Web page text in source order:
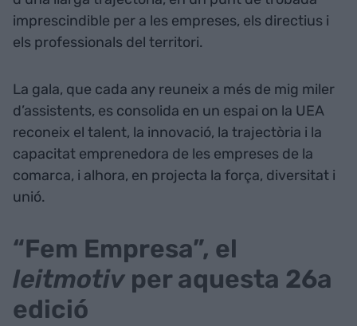
imprescindible per a les empreses, els directius i
els professionals del territori.
La gala, que cada any reuneix a més de mig miler
d’assistents, es consolida en un espai on la UEA
reconeix el talent, la innovació, la trajectòria i la
capacitat emprenedora de les empreses de la
comarca, i alhora, en projecta la força, diversitat i
unió.
“Fem Empresa”, el
leitmotiv per aquesta 26a
edició